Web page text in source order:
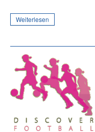
Weiterlesen